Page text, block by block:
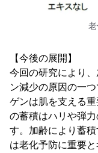
【今後の展開】
今回の研究により
ン減少の原因の一
ゲンは肌を支える
の蓄積はハリや弾
す。加齢により蓄
は老化予防に重要